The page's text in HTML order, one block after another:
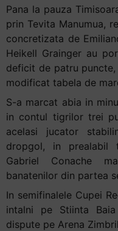
Pana la pauza
prin Tevita Manumua,
concretizata de
Heikell Grainger au
deficit de patru
modificat tabela de
S-a marcat abia in
in contul tigrilor trei
acelasi jucator
dropgol, in prealabil
Gabriel Conache
banatenilor din partea
In semifinalele Cupei
intalni pe Stiinta
dispute pe Arena